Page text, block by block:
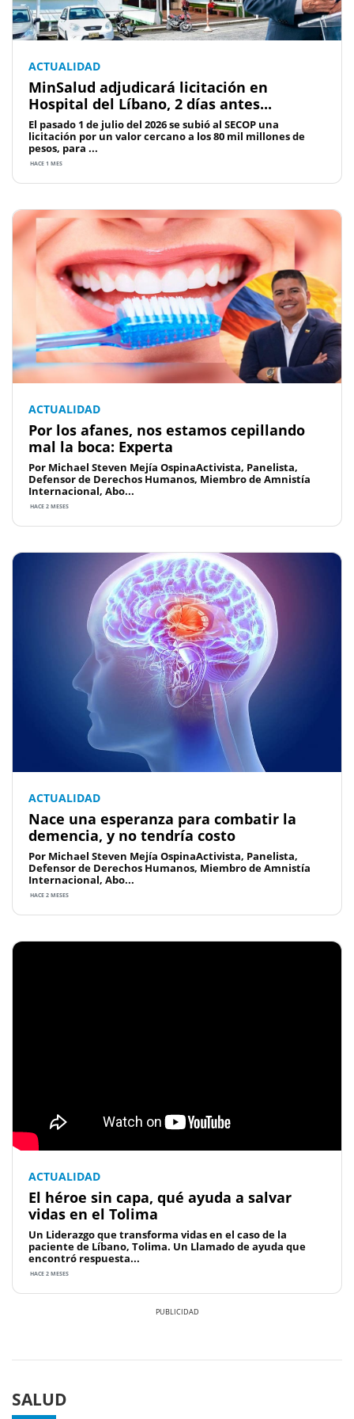
ACTUALIDAD
MinSalud adjudicará licitación en
Hospital del Líbano, 2 días antes...
El pasado 1 de julio del 2026 se subió al SECOP una
licitación por un valor cercano a los 80 mil millones de
pesos, para ...
HACE 1 MES
ACTUALIDAD
Por los afanes, nos estamos cepillando
mal la boca: Experta
Por Michael Steven Mejía OspinaActivista, Panelista,
Defensor de Derechos Humanos, Miembro de Amnistía
Internacional, Abo...
HACE 2 MESES
ACTUALIDAD
Nace una esperanza para combatir la
demencia, y no tendría costo
Por Michael Steven Mejía OspinaActivista, Panelista,
Defensor de Derechos Humanos, Miembro de Amnistía
Internacional, Abo...
HACE 2 MESES
ACTUALIDAD
El héroe sin capa, qué ayuda a salvar
vidas en el Tolima
Un Liderazgo que transforma vidas en el caso de la
paciente de Líbano, Tolima. Un Llamado de ayuda que
encontró respuesta...
HACE 2 MESES
SALUD